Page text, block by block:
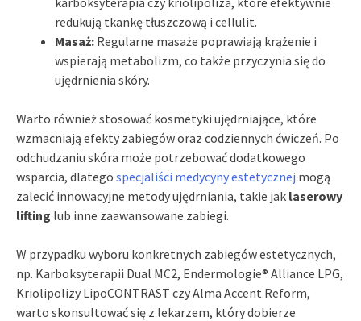
redukują tkankę tłuszczową i cellulit.
Masaż: Regularne masaże poprawiają krążenie i
wspierają metabolizm, co także przyczynia się do
ujędrnienia skóry.
Warto również stosować kosmetyki ujędrniające, które
wzmacniają efekty zabiegów oraz codziennych ćwiczeń. Po
odchudzaniu skóra może potrzebować dodatkowego
wsparcia, dlatego specjaliści medycyny estetycznej mogą
zalecić innowacyjne metody ujędrniania, takie jak laserowy
lifting lub inne zaawansowane zabiegi.
W przypadku wyboru konkretnych zabiegów estetycznych,
np. Karboksyterapii Dual MC2, Endermologie® Alliance LPG,
Kriolipolizy LipoCONTRAST czy Alma Accent Reform,
warto skonsultować się z lekarzem, który dobierze